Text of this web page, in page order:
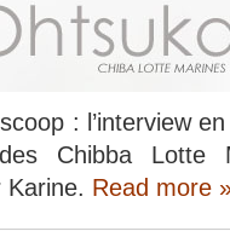
: l’interview
Chibba Lotte
Read more